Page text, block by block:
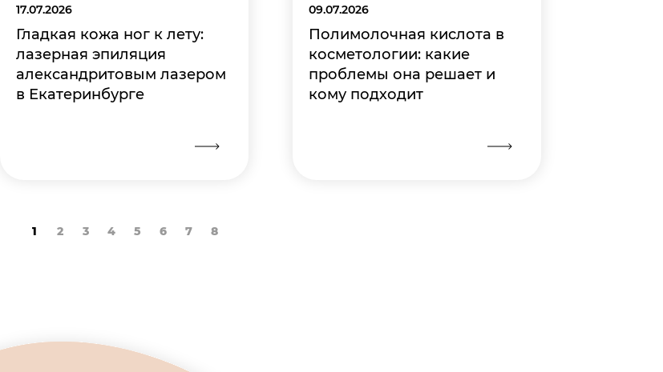
17.07.2026
Гладкая кожа ног к лету:
лазерная эпиляция
александритовым лазером
в Екатеринбурге
09.07.2026
Полимолочная кислота в
косметологии: какие
проблемы она решает и
кому подходит
1 2 3 4 5 6 7 8